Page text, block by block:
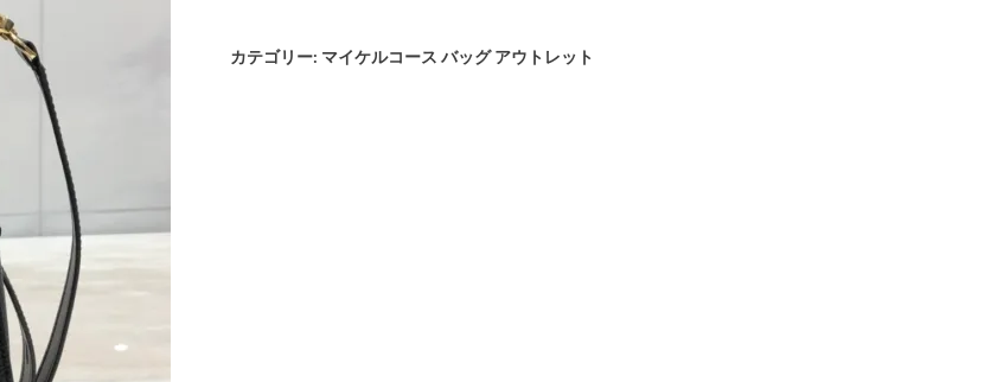
カテゴリー: マイケルコース バッグ アウトレット